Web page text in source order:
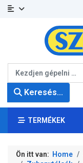
Keresés...
TERMÉKEK
Ön itt van: Home